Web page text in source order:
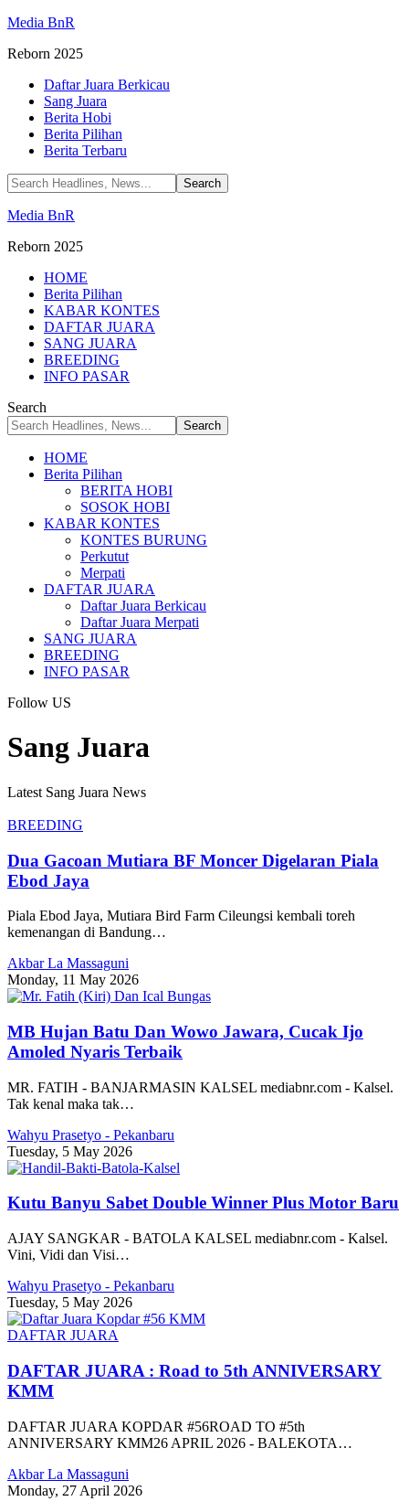
Media BnR
Reborn 2025
Daftar Juara Berkicau
Sang Juara
Berita Hobi
Berita Pilihan
Berita Terbaru
Media BnR
Reborn 2025
HOME
Berita Pilihan
KABAR KONTES
DAFTAR JUARA
SANG JUARA
BREEDING
INFO PASAR
Search
HOME
Berita Pilihan
BERITA HOBI
SOSOK HOBI
KABAR KONTES
KONTES BURUNG
Perkutut
Merpati
DAFTAR JUARA
Daftar Juara Berkicau
Daftar Juara Merpati
SANG JUARA
BREEDING
INFO PASAR
Follow US
Sang Juara
Latest Sang Juara News
BREEDING
Dua Gacoan Mutiara BF Moncer Digelaran Piala
Ebod Jaya
Piala Ebod Jaya, Mutiara Bird Farm Cileungsi kembali toreh
kemenangan di Bandung…
Akbar La Massaguni
Monday, 11 May 2026
MB Hujan Batu Dan Wowo Jawara, Cucak Ijo
Amoled Nyaris Terbaik
MR. FATIH - BANJARMASIN KALSEL mediabnr.com - Kalsel.
Tak kenal maka tak…
Wahyu Prasetyo - Pekanbaru
Tuesday, 5 May 2026
Kutu Banyu Sabet Double Winner Plus Motor Baru
AJAY SANGKAR - BATOLA KALSEL mediabnr.com - Kalsel.
Vini, Vidi dan Visi…
Wahyu Prasetyo - Pekanbaru
Tuesday, 5 May 2026
DAFTAR JUARA
DAFTAR JUARA : Road to 5th ANNIVERSARY
KMM
DAFTAR JUARA KOPDAR #56ROAD TO #5th
ANNIVERSARY KMM26 APRIL 2026 - BALEKOTA…
Akbar La Massaguni
Monday, 27 April 2026